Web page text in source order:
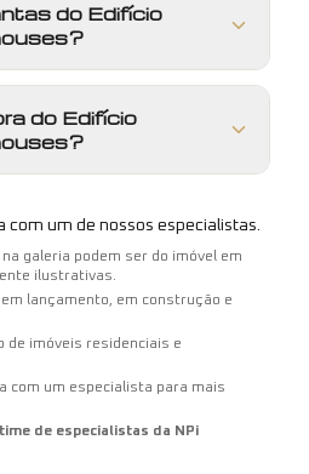
do Edifício
do Edifício
com um de nossos especialistas.
galeria podem ser do imóvel em
ilustrativas.
lançamento, em construção e
de imóveis residenciais e
com um especialista para mais
de especialistas da NPi